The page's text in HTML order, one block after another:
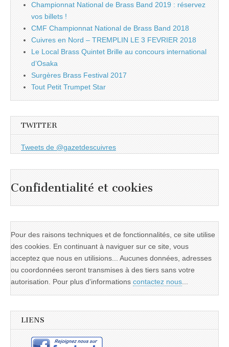
Championnat National de Brass Band 2019 : réservez
vos billets !
CMF Championnat National de Brass Band 2018
Cuivres en Nord – TREMPLIN LE 3 FEVRIER 2018
Le Local Brass Quintet Brille au concours international
d’Osaka
Surgères Brass Festival 2017
Tout Petit Trumpet Star
TWITTER
Tweets de @gazetdescuivres
Confidentialité et cookies
Pour des raisons techniques et de fonctionnalités, ce site utilise
des cookies. En continuant à naviguer sur ce site, vous
acceptez que nous en utilisions... Aucunes données, adresses
ou coordonnées seront transmises à des tiers sans votre
autorisation. Pour plus d'informations contactez nous...
LIENS